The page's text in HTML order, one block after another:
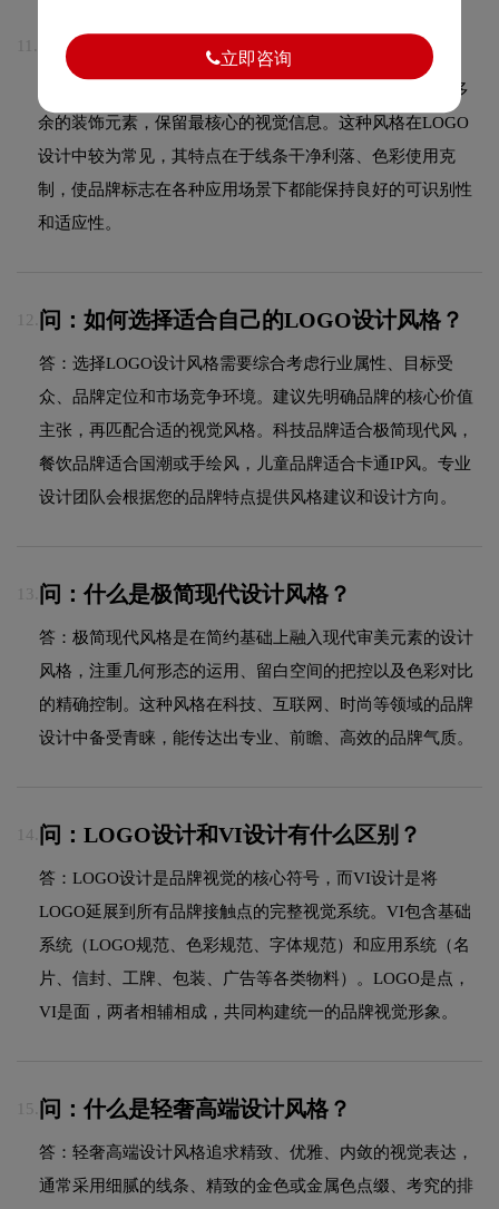
问：什么是简约设计风格？
答：简约设计风格追求"少即是多"的设计理念，通过去除多
余的装饰元素，保留最核心的视觉信息。这种风格在LOGO
设计中较为常见，其特点在于线条干净利落、色彩使用克
制，使品牌标志在各种应用场景下都能保持良好的可识别性
和适应性。
12. 问：如何选择适合自己的LOGO设计风格？
答：选择LOGO设计风格需要综合考虑行业属性、目标受
众、品牌定位和市场竞争环境。建议先明确品牌的核心价值
主张，再匹配合适的视觉风格。科技品牌适合极简现代风，
餐饮品牌适合国潮或手绘风，儿童品牌适合卡通IP风。专业
设计团队会根据您的品牌特点提供风格建议和设计方向。
13. 问：什么是极简现代设计风格？
答：极简现代风格是在简约基础上融入现代审美元素的设计
风格，注重几何形态的运用、留白空间的把控以及色彩对比
的精确控制。这种风格在科技、互联网、时尚等领域的品牌
设计中备受青睐，能传达出专业、前瞻、高效的品牌气质。
14. 问：LOGO设计和VI设计有什么区别？
答：LOGO设计是品牌视觉的核心符号，而VI设计是将
LOGO延展到所有品牌接触点的完整视觉系统。VI包含基础
系统（LOGO规范、色彩规范、字体规范）和应用系统（名
片、信封、工牌、包装、广告等各类物料）。LOGO是点，
VI是面，两者相辅相成，共同构建统一的品牌视觉形象。
15. 问：什么是轻奢高端设计风格？
答：轻奢高端设计风格追求精致、优雅、内敛的视觉表达，
通常采用细腻的线条、精致的金色或金属色点缀、考究的排
立即咨询